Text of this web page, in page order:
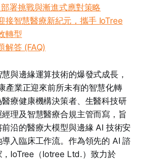
署挑戰與漸進式應對策略
接智慧醫療新紀元，攜手 IoTree
轉型
解答 (FAQ)
與邊緣運算技術的爆發式成長，
產業正迎來前所未有的智慧化轉
療健康機構決策者、生醫科技研
理及智慧醫療合規主管而寫，旨
沿的醫療大模型與邊緣 AI 技術安
入臨床工作流。作為領先的 AI 諮
IoTree（Iotree Ltd.）致力於